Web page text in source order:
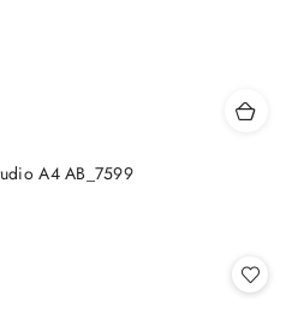
A4 AB_7599